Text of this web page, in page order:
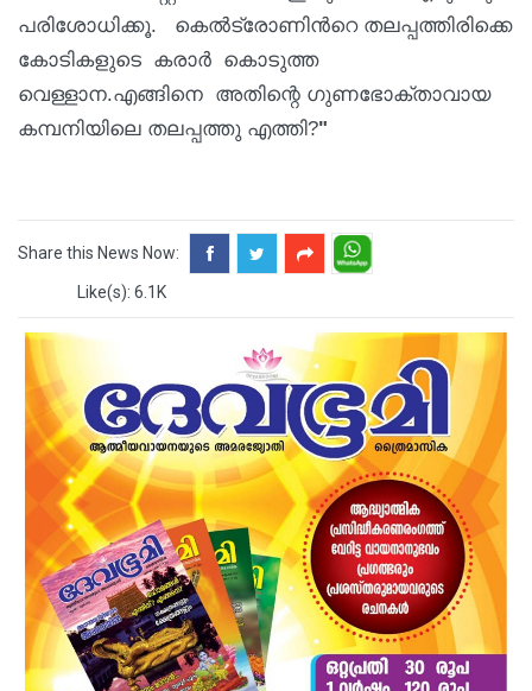
പരിശോധിക്കൂ. കെൽട്രോണിൻറെ തലപ്പത്തിരിക്കെ
കോടികളുടെ കരാർ കൊടുത്ത
വെള്ളാന.എങ്ങിനെ അതിന്റെ ഗുണഭോക്താവായ
കമ്പനിയിലെ തലപ്പത്തു എത്തി?"
Share this News Now:
Like(s): 6.1K